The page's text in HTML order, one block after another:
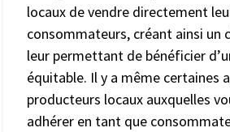
locaux de vendre directement
consommateurs, créant ainsi un
leur permettant de bénéficier
équitable. Il y a même certaines
producteurs locaux auxquelles
adhérer en tant que